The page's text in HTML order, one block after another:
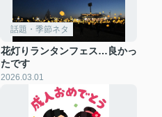
話題・季節ネタ
花灯りランタンフェス…良かっ
たです
2026.03.01